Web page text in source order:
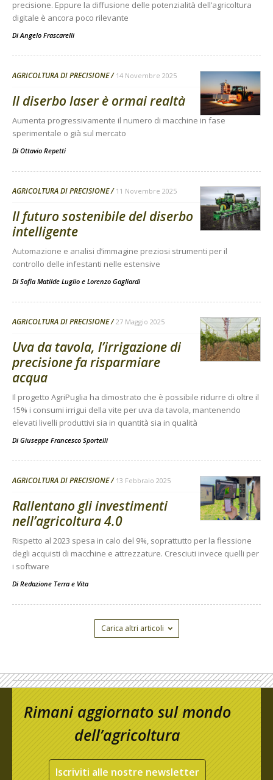
precisione. Eppure la diffusione delle potenzialità dell’agricoltura
digitale è ancora poco rilevante
DiAngelo Frascarelli
AGRICOLTURA DI PRECISIONE 14 Novembre 2025
Il diserbo laser è ormai realtà
Aumenta progressivamente il numero di macchine in fase
sperimentale o già sul mercato
Di Ottavio Repetti
AGRICOLTURA DI PRECISIONE 11 Novembre 2025
Il futuro sostenibile del diserbo
intelligente
Automazione e analisi d’immagine preziosi strumenti per il
controllo delle infestanti nelle estensive
Di Sofia Matilde Luglio e Lorenzo Gagliardi
AGRICOLTURA DI PRECISIONE 27 Maggio 2025
Uva da tavola, l’irrigazione di
precisione fa risparmiare
acqua
Il progetto AgriPuglia ha dimostrato che è possibile ridurre di oltre il
15% i consumi irrigui della vite per uva da tavola, mantenendo
elevati livelli produttivi sia in quantità sia in qualità
Di Giuseppe Francesco Sportelli
AGRICOLTURA DI PRECISIONE 13 Febbraio 2025
Rallentano gli investimenti
nell’agricoltura 4.0
Rispetto al 2023 spesa in calo del 9%, soprattutto per la flessione
degli acquisti di macchine e attrezzature. Cresciuti invece quelli per
i software
Di Redazione Terra e Vita
Carica altri articoli
Rimani aggiornato sul mondo
dell’agricoltura
Iscriviti alle nostre newsletter